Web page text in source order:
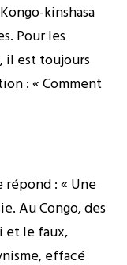
kinshasa
Pour les
il est toujours
: « Comment
répond : « Une
Au Congo, des
et le faux,
effacé